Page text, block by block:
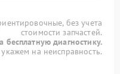
без учета
стоимости запчастей.
бесплатную диагностику.
на неисправность.